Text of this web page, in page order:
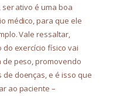
ativo é uma boa
médico, para que ele
Vale ressaltar,
do exercício físico vai
peso, promovendo
doenças, e é isso que
ao paciente –